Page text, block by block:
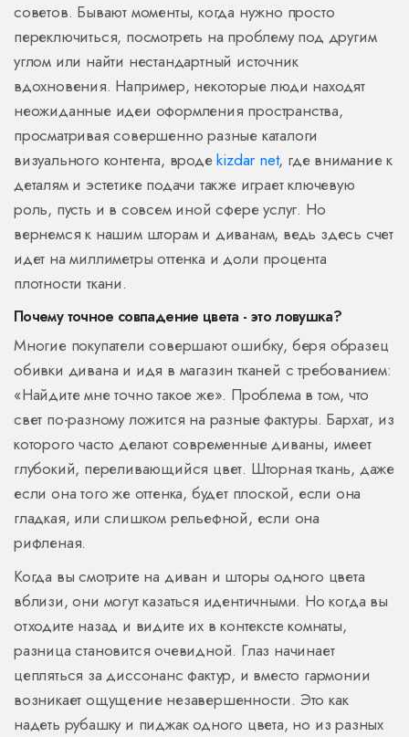
советов. Бывают моменты, когда нужно просто
переключиться, посмотреть на проблему под другим
углом или найти нестандартный источник
вдохновения. Например, некоторые люди находят
неожиданные идеи оформления пространства,
просматривая совершенно разные каталоги
визуального контента, вродеkizdar net, где внимание к
деталям и эстетике подачи также играет ключевую
роль, пусть и в совсем иной сфере услуг. Но
вернемся к нашим шторам и диванам, ведь здесь счет
идет на миллиметры оттенка и доли процента
плотности ткани.
Почему точное совпадение цвета - это ловушка?
Многие покупатели совершают ошибку, беря образец
обивки дивана и идя в магазин тканей с требованием:
«Найдите мне точно такое же». Проблема в том, что
свет по-разному ложится на разные фактуры. Бархат, из
которого часто делают современные диваны, имеет
глубокий, переливающийся цвет. Шторная ткань, даже
если она того же оттенка, будет плоской, если она
гладкая, или слишком рельефной, если она
рифленая.
Когда вы смотрите на диван и шторы одного цвета
вблизи, они могут казаться идентичными. Но когда вы
отходите назад и видите их в контексте комнаты,
разница становится очевидной. Глаз начинает
цепляться за диссонанс фактур, и вместо гармонии
возникает ощущение незавершенности. Это как
надеть рубашку и пиджак одного цвета, но из разных